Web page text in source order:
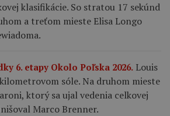
klasifikácie. So stratou 17 sekúnd
a treťom mieste Elisa Longo
6. etapy Okolo Poľska 2026. Louis
sóle. Na druhom mieste
ktorý sa ujal vedenia celkovej
Marco Brenner.